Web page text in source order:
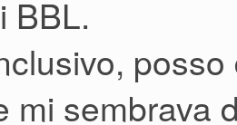
BBL.
mi sembrava